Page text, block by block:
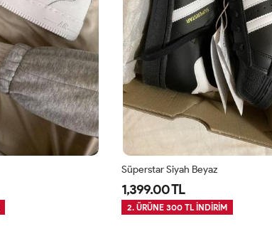
Süperstar Siyah Beyaz
1,399.00 TL
2. ÜRÜNE 300 TL İNDİRİM